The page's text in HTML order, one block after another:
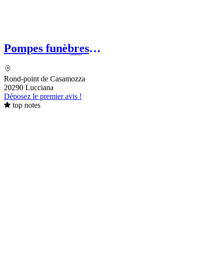
Pompes funèbres
Rond-point de Casamozza
20290 Lucciana
Déposez le premier avis !
top notes